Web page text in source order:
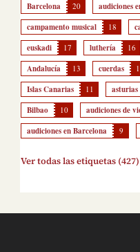
Barcelona 20 audiciones
campamento musical 18
euskadi 17 luthería 16
Andalucía 13 cuerdas
Islas Canarias 11 asturias
Bilbao 10 audiciones de
audiciones en Barcelona 9
Ver todas las etiquetas (427)